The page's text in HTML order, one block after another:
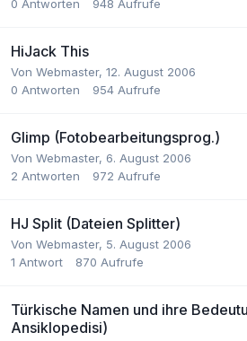
0 Antworten 948 Aufrufe
HiJack This
Von Webmaster, 12. August 2006
0 Antworten 954 Aufrufe
Glimp (Fotobearbeitungsprog.)
Von Webmaster, 6. August 2006
2 Antworten 972 Aufrufe
HJ Split (Dateien Splitter)
Von Webmaster, 5. August 2006
1 Antwort 870 Aufrufe
Türkische Namen und ihre
Ansiklopedisi)